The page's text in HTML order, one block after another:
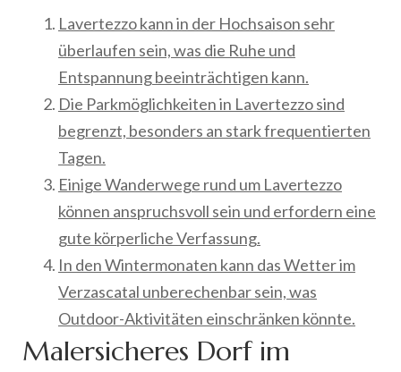
Lavertezzo kann in der Hochsaison sehr
überlaufen sein, was die Ruhe und
Entspannung beeinträchtigen kann.
Die Parkmöglichkeiten in Lavertezzo sind
begrenzt, besonders an stark frequentierten
Tagen.
Einige Wanderwege rund um Lavertezzo
können anspruchsvoll sein und erfordern eine
gute körperliche Verfassung.
In den Wintermonaten kann das Wetter im
Verzascatal unberechenbar sein, was
Outdoor-Aktivitäten einschränken könnte.
Malersicheres Dorf im